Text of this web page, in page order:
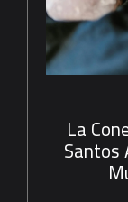
La
Santos